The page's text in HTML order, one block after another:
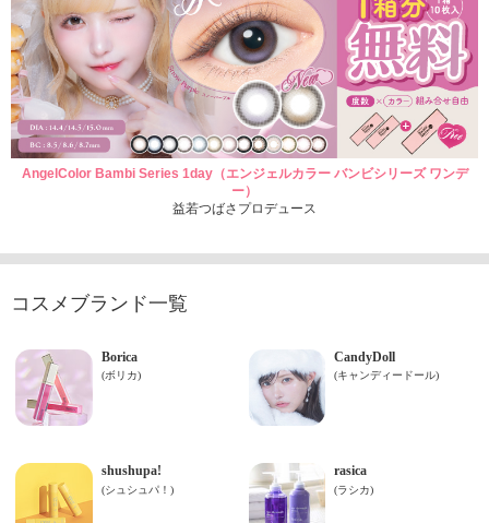
AngelColor Bambi Series 1day（エンジェルカラー バンビシリーズ ワンデ
ー）
益若つばさプロデュース
コスメブランド一覧